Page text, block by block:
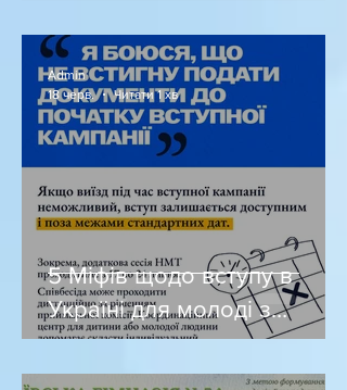
5 Міфів щодо вступу в
Україні для молоді з
окупованих територій
Admin
18 черв.
Читати 1 хв